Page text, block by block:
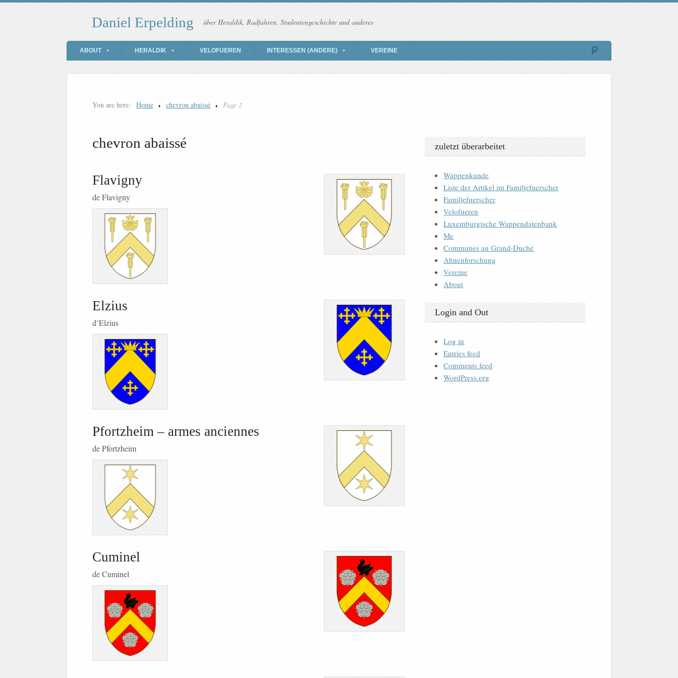
Daniel Erpelding über Heraldik, Radfahren, Studentengeschichte und anderes
ABOUT HERALDIK VELOFUEREN INTERESSEN (ANDERE) VEREINE
You are here: Home chevron abaissé Page 2
chevron abaissé
Flavigny
de Flavigny
Elzius
d’Elzius
Pfortzheim – armes anciennes
de Pfortzheim
Cuminel
de Cuminel
zuletzt überarbeitet
Wappenkunde
Liste der Artikel im Familjefuerscher
Familjefuerscher
Velofueren
Luxemburgische Wappendatenbank
Me
Communes au Grand-Duché
Ahnenforschung
Vereine
About
Login and Out
Log in
Entries feed
Comments feed
WordPress.org